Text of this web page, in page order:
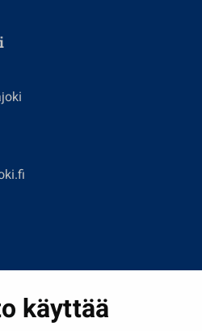
käyttää